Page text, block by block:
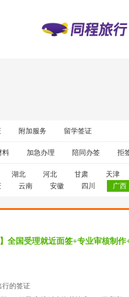
附加服务 留学签证
料 加急办理 陪同办签 拒
湖北 河北 甘肃 天津
云南 安徽 四川 广西
全国受理就近面签+专业审核制作
行的签证